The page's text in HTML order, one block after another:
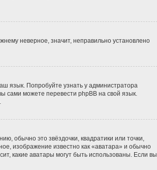
неверное, значит, неправильно установлено
язык. Попробуйте узнать у администратора
сами можете перевести phpBB на свой язык.
обычно это звёздочки, квадратики или точки,
изображение известно как «аватара» и обычно
какие аватары могут быть использованы. Если вы